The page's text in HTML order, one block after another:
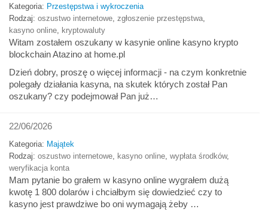
Kategoria: Przestępstwa i wykroczenia
Rodzaj: oszustwo internetowe zgłoszenie przestępstwa
kasyno online kryptowaluty
Witam zostałem oszukany w kasynie online kasyno krypto
blockchain Atazino at home.pl
Dzień dobry, proszę o więcej informacji - na czym konkretnie
polegały działania kasyna, na skutek których został Pan
oszukany? czy podejmował Pan już…
22/06/2026
Kategoria: Majątek
Rodzaj: oszustwo internetowe kasyno online wypłata środków,
weryfikacja konta
Mam pytanie bo grałem w kasyno online wygrałem dużą
kwotę 1 800 dolarów i chciałbym się dowiedzieć czy to
kasyno jest prawdziwe bo oni wymagają żeby …